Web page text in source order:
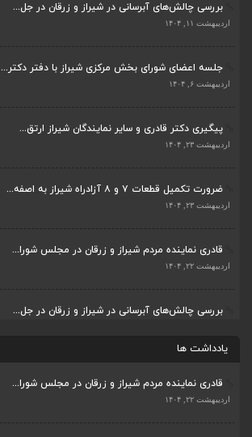
بررسی چالش‌های آبرسانی در شیراز و زرقان در جل...
اردیبهشت ۱۱, ۱۴۰۴
جلسه اعضای شورای بخش مرکزی شیراز با دفتر دکتر...
اردیبهشت ۶, ۱۴۰۴
پیگیری دکتر قادری و سایر نمایندگان شیراز ارتق...
اردیبهشت ۲۳, ۱۴۰۴
ضرورت تکمیل قطعات ۷ و ۸ آزادراه شیراز به اصفه...
اردیبهشت ۲۳, ۱۴۰۴
قادری نماینده مردم شیراز و زرقان در مجلس شورا...
اردیبهشت ۲۲, ۱۴۰۴
بررسی چالش‌های آبرسانی در شیراز و زرقان در جل...
یادداشت ها
ضرورت تکمیل قطعات ۷ و ۸ آزادراه شیراز به اصفه...
قادری نماینده مردم شیراز و زرقان در مجلس شورا...
بررسی چالش‌های آبرسانی در شیراز و زرقان در جل...
جلسه اعضای شورای بخش مرکزی شیراز با دفتر دکتر...
پیگیری دکتر قادری و سایر نمایندگان شیراز ارتق...
قادری نماینده مردم شیراز و زرقان در مجلس شورا...
اردیبهشت ۲۲, ۱۴۰۴